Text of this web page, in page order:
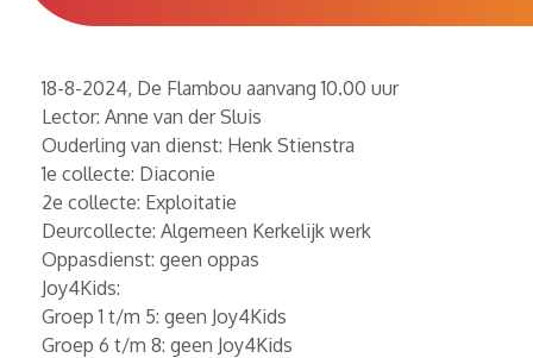
18-8-2024, De Flambou aanvang 10.00 uur
Lector: Anne van der Sluis
Ouderling van dienst: Henk Stienstra
1e collecte: Diaconie
2e collecte: Exploitatie
Deurcollecte: Algemeen Kerkelijk werk
Oppasdienst: geen oppas
Joy4Kids:
Groep 1 t/m 5: geen Joy4Kids
Groep 6 t/m 8: geen Joy4Kids